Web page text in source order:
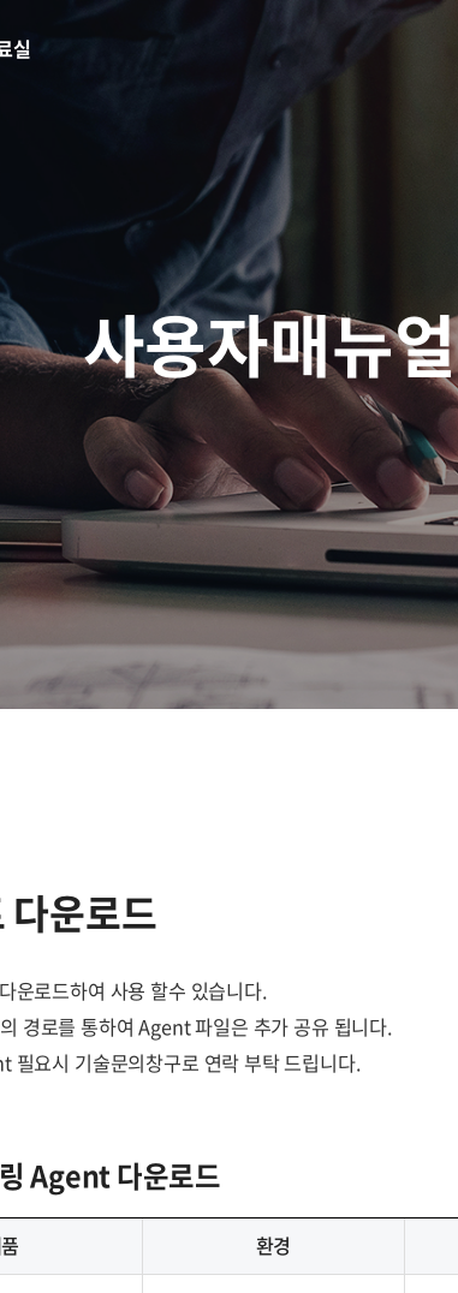
실
사용자매뉴얼
다운로드
운로드하여 사용 할수 있습니다.
경로를 통하여 Agent 파일은 추가 공유 됩니다.
필요시 기술문의창구로 연락 부탁 드립니다.
Agent 다운로드
환경